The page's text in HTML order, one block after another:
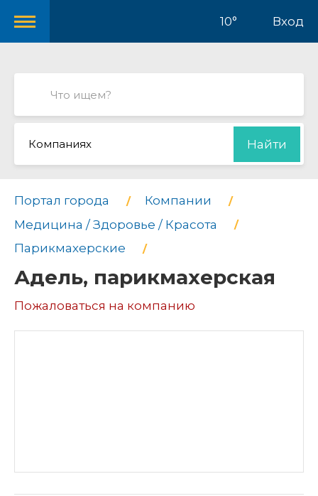
10° Вход
Компаниях Найти
Портал города
Компании
Медицина / Здоровье / Красота
Парикмахерские
Адель, парикмахерская
Пожаловаться на компанию